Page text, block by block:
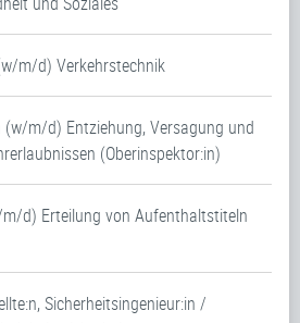
m/d) Verkehrstechnik
(w/m/d) Entziehung, Versagung und
(Oberinspektor:in)
d) Erteilung von Aufenthaltstiteln
Sicherheitsingenieur:in /